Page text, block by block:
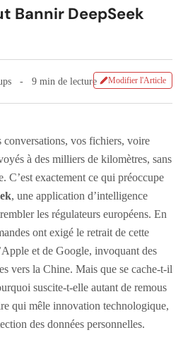
Bannir DeepSeek
9 min de lecture Modifier l'Article
vos fichiers, voire
à des milliers de kilomètres, sans
C’est exactement ce qui préoccupe
, une application d’intelligence
les régulateurs européens. En
ont exigé le retrait de cette
et de Google, invoquant des
vers la Chine. Mais que se cache-t-il
suscite-t-elle autant de remous
qui mêle innovation technologique,
des données personnelles.